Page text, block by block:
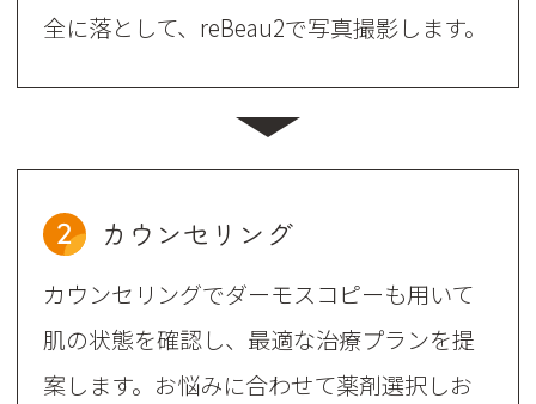
全に落として、reBeau2で写真撮影します。
2 カウンセリング
カウンセリングでダーモスコピーも用いて
肌の状態を確認し、最適な治療プランを提
案します。お悩みに合わせて薬剤選択しお